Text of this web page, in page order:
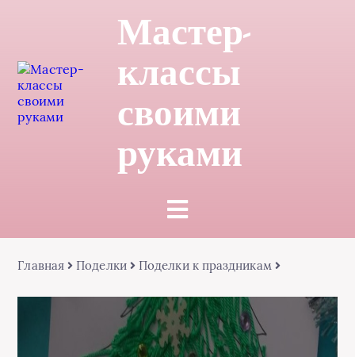
Мастер-
классы
своими
руками
Главная Поделки Поделки к праздникам